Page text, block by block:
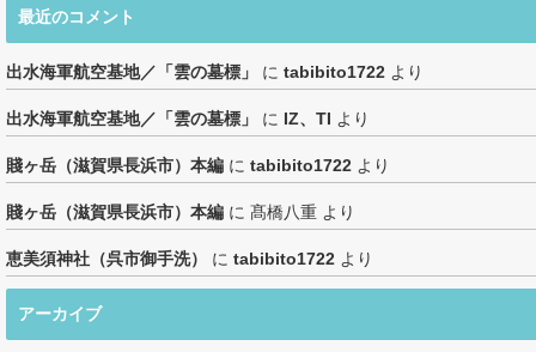
最近のコメント
出水海軍航空基地／「雲の墓標」 に tabibito1722 より
出水海軍航空基地／「雲の墓標」 に IZ、TI より
賤ヶ岳（滋賀県長浜市）本編 に tabibito1722 より
賤ヶ岳（滋賀県長浜市）本編 に 髙橋八重 より
恵美須神社（呉市御手洗） に tabibito1722 より
アーカイブ